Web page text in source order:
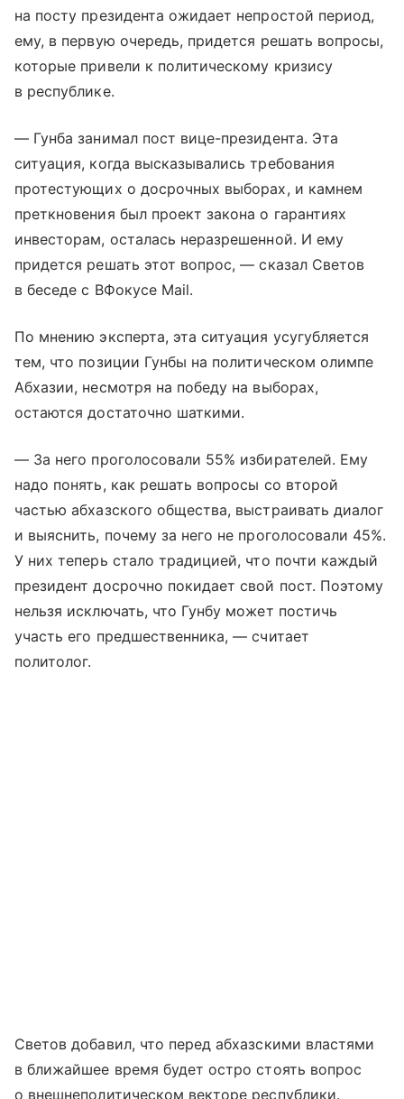
на посту президента ожидает непростой период,
ему, в первую очередь, придется решать вопросы,
которые привели к политическому кризису
в республике.
— Гунба занимал пост вице-президента. Эта
ситуация, когда высказывались требования
протестующих о досрочных выборах, и камнем
преткновения был проект закона о гарантиях
инвесторам, осталась неразрешенной. И ему
придется решать этот вопрос, — сказал Светов
в беседе с ВФокусе Mail.
По мнению эксперта, эта ситуация усугубляется
тем, что позиции Гунбы на политическом олимпе
Абхазии, несмотря на победу на выборах,
остаются достаточно шаткими.
— За него проголосовали 55% избирателей. Ему
надо понять, как решать вопросы со второй
частью абхазского общества, выстраивать диалог
и выяснить, почему за него не проголосовали 45%.
У них теперь стало традицией, что почти каждый
президент досрочно покидает свой пост. Поэтому
нельзя исключать, что Гунбу может постичь
участь его предшественника, — считает
политолог.
Светов добавил, что перед абхазскими властями
в ближайшее время будет остро стоять вопрос
о внешнеполитическом векторе республики.